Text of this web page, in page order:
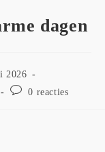
dagen
2026
0 reacties